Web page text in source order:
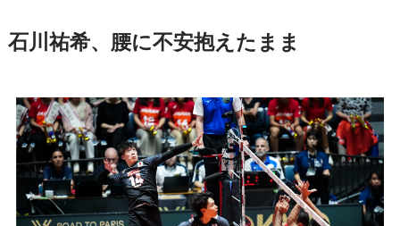
石川祐希、腰に不安抱えたまま